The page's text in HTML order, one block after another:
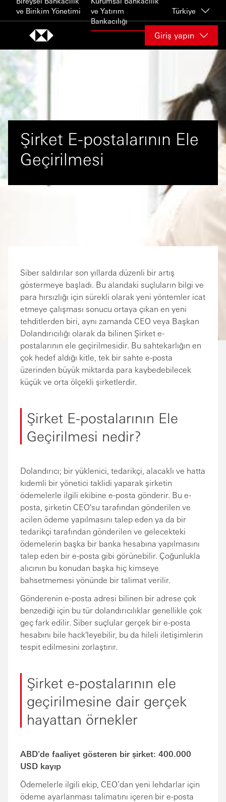
Skip to content
ve Birikim Yönetimi
ve Yatırım
Bankacılığı
Türkiye
Giriş yapın
Şirket E-postalarının Ele
Geçirilmesi
Siber saldırılar son yıllarda düzenli bir artış
göstermeye başladı. Bu alandaki suçluların bilgi ve
para hırsızlığı için sürekli olarak yeni yöntemler icat
etmeye çalışması sonucu ortaya çıkan en yeni
tehditlerden biri, aynı zamanda CEO veya Başkan
Dolandırıcılığı olarak da bilinen Şirket e-
postalarının ele geçirilmesidir. Bu sahtekarlığın en
çok hedef aldığı kitle, tek bir sahte e-posta
üzerinden büyük miktarda para kaybedebilecek
küçük ve orta ölçekli şirketlerdir.
Şirket E-postalarının Ele
Geçirilmesi nedir?
Dolandırıcı; bir yüklenici, tedarikçi, alacaklı ve hatta
kıdemli bir yönetici taklidi yaparak şirketin
ödemelerle ilgili ekibine e-posta gönderir. Bu e-
posta, şirketin CEO'su tarafından gönderilen ve
acilen ödeme yapılmasını talep eden ya da bir
tedarikçi tarafından gönderilen ve gelecekteki
ödemelerin başka bir banka hesabına yapılmasını
talep eden bir e-posta gibi görünebilir. Çoğunlukla
alıcının bu konudan başka hiç kimseye
bahsetmemesi yönünde bir talimat verilir.
Gönderenin e-posta adresi bilinen bir adrese çok
benzediği için bu tür dolandırıcılıklar genellikle çok
geç fark edilir. Siber suçlular gerçek bir e-posta
hesabını bile hack'leyebilir, bu da hileli iletişimlerin
tespit edilmesini zorlaştırır.
Şirket e-postalarının ele
geçirilmesine dair gerçek
hayattan örnekler
ABD'de faaliyet gösteren bir şirket: 400.000
USD kayıp
Ödemelerle ilgili ekip, CEO’dan yeni lehdarlar için
ödeme ayarlanması talimatını içeren bir e-posta